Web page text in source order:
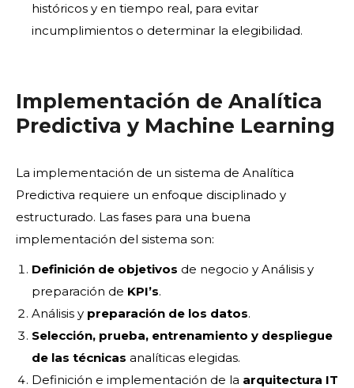
históricos y en tiempo real, para evitar
incumplimientos o determinar la elegibilidad.
Implementación de Analítica
Predictiva y Machine Learning
La implementación de un sistema de Analítica
Predictiva requiere un enfoque disciplinado y
estructurado. Las fases para una buena
implementación del sistema son:
Definición de objetivos de negocio y Análisis y
preparación de KPI’s.
Análisis y preparación de los datos.
Selección, prueba, entrenamiento y despliegue
de las técnicas analíticas elegidas.
Definición e implementación de la arquitectura IT